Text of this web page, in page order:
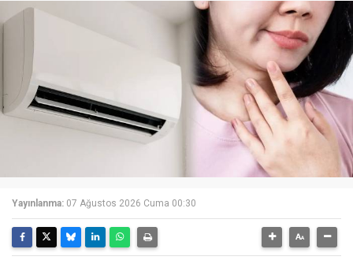
Yayınlanma: 07 Ağustos 2026 Cuma 00:30